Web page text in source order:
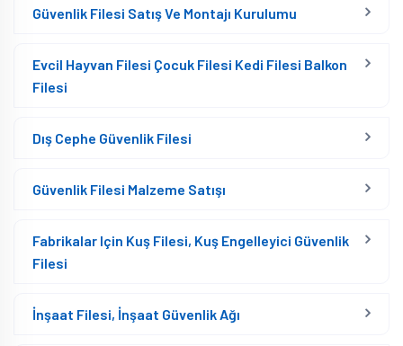
Güvenlik Filesi Satış Ve Montajı Kurulumu
Evcil Hayvan Filesi Çocuk Filesi Kedi Filesi Balkon
Filesi
Dış Cephe Güvenlik Filesi
Güvenlik Filesi Malzeme Satışı
Fabrikalar Için Kuş Filesi, Kuş Engelleyici Güvenlik
Filesi
İnşaat Filesi, İnşaat Güvenlik Ağı